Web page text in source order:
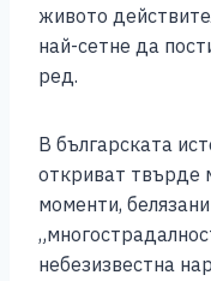
живото
най-сетне да
ред.
В българската
откриват твърде
моменти,
небезизвестна